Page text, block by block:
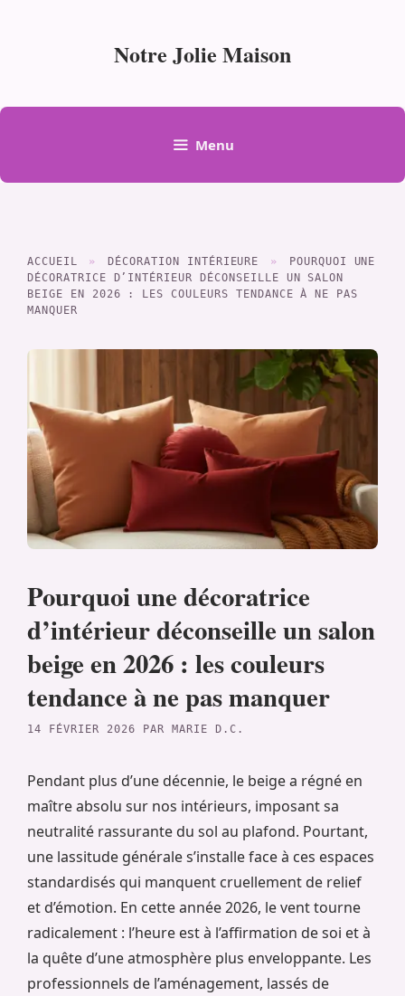
Notre Jolie Maison
Menu
ACCUEIL » DÉCORATION INTÉRIEURE »
POURQUOI UNE
DÉCORATRICE D’INTÉRIEUR DÉCONSEILLE UN SALON
BEIGE EN 2026 : LES COULEURS TENDANCE À NE PAS
MANQUER
Pourquoi une décoratrice
d’intérieur déconseille un salon
beige en 2026 : les couleurs
tendance à ne pas manquer
14 FÉVRIER 2026 PAR MARIE D.C.
Pendant plus d’une décennie, le beige a régné en
maître absolu sur nos intérieurs, imposant sa
neutralité rassurante du sol au plafond. Pourtant,
une lassitude générale s’installe face à ces espaces
standardisés qui manquent cruellement de relief
et d’émotion. En cette année 2026, le vent tourne
radicalement : l’heure est à l’affirmation de soi et à
la quête d’une atmosphère plus enveloppante. Les
professionnels de l’aménagement, lassés de